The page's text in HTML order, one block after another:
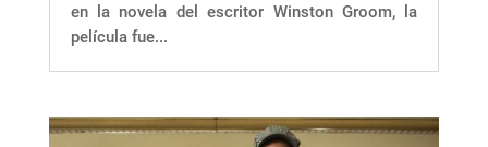
en la novela del escritor Winston Groom, la
película fue...